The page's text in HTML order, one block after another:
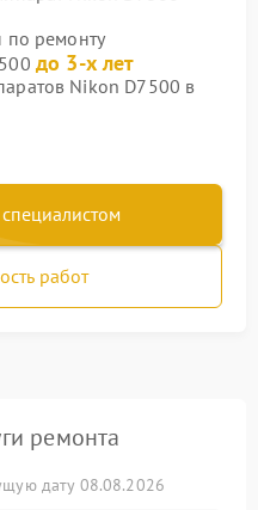
по ремонту
до 3-х лет
Nikon D7500 в
работ
ремонта
дату 08.08.2026